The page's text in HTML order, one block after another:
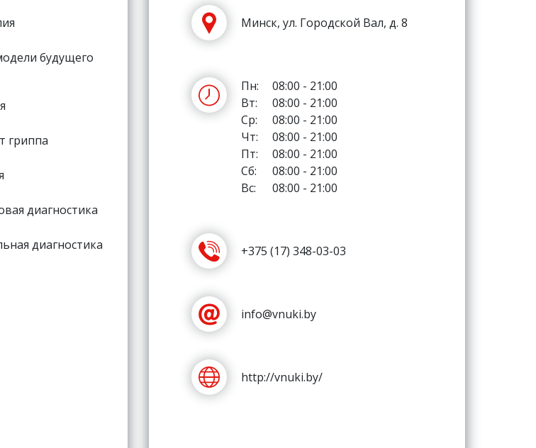
будущего
гриппа
диагностика
диагностика
Минск, ул. Городской Вал, д. 8
Пн:
08:00 - 21:00
Вт:
08:00 - 21:00
Ср:
08:00 - 21:00
Чт:
08:00 - 21:00
Пт:
08:00 - 21:00
Сб:
08:00 - 21:00
Вс:
08:00 - 21:00
+375 (17) 348-03-03
info@vnuki.by
http://vnuki.by/